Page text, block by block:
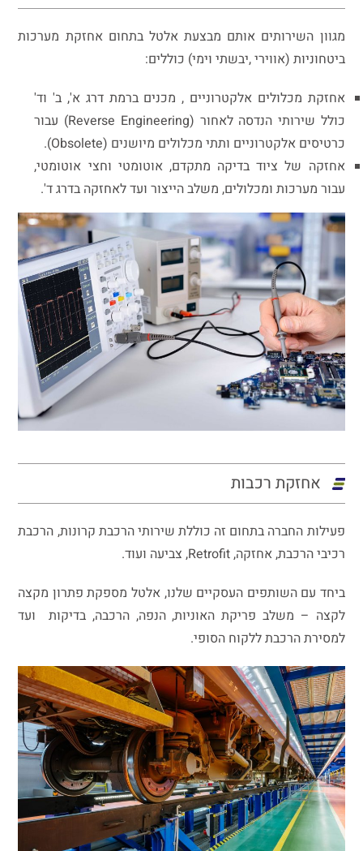
מגוון השירותים אותם מבצעת אלטל בתחום אחזקת מערכות
ביטחוניות (אווירי ,יבשתי וימי) כוללים:
אחזקת מכלולים אלקטרוניים , מכנים ברמת דרג א', ב' וד'
כולל שירותי הנדסה לאחור (Reverse Engineering) עבור
כרטיסים אלקטרוניים ותתי מכלולים מיושנים (Obsolete).
אחזקה של ציוד בדיקה מתקדם, אוטומטי וחצי אוטומטי,
עבור מערכות ומכלולים, משלב הייצור ועד לאחזקה בדרג ד'.
אחזקת רכבות
פעילות החברה בתחום זה כוללת שירותי הרכבת קרונות, הרכבת
רכיבי הרכבת, אחזקה, Retrofit, צביעה ועוד.
ביחד עם השותפים העסקיים שלנו, אלטל מספקת פתרון מקצה
לקצה – משלב פריקת האוניות, הנפה, הרכבה, בדיקות ועד
למסירת הרכבת ללקוח הסופי.